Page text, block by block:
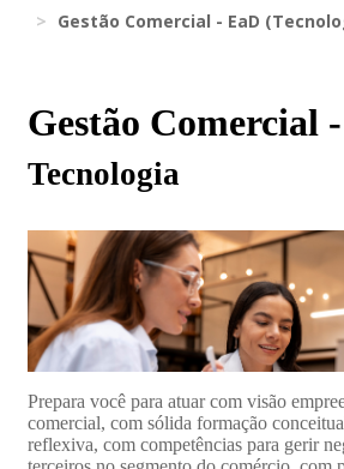
Gestão Comercial - EaD